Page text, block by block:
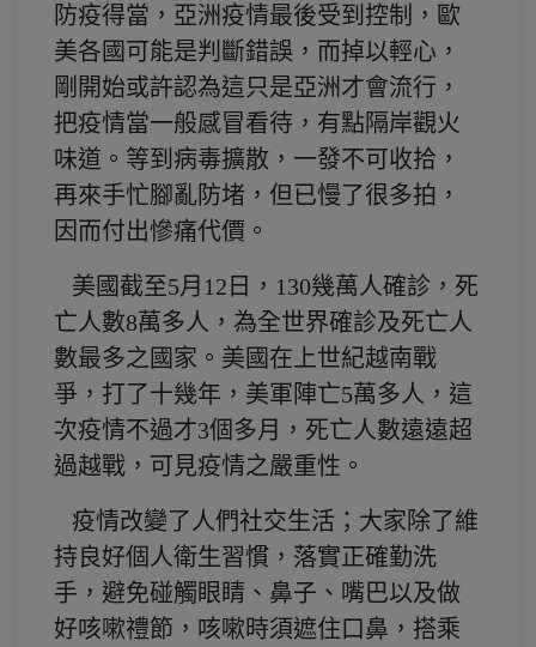
防疫得當，亞洲疫情最後受到控制，歐
美各國可能是判斷錯誤，而掉以輕心，
剛開始或許認為這只是亞洲才會流行，
把疫情當一般感冒看待，有點隔岸觀火
味道。等到病毒擴散，一發不可收拾，
再來手忙腳亂防堵，但已慢了很多拍，
因而付出慘痛代價。
美國截至5月12日，130幾萬人確診，死
亡人數8萬多人，為全世界確診及死亡人
數最多之國家。美國在上世紀越南戰
爭，打了十幾年，美軍陣亡5萬多人，這
次疫情不過才3個多月，死亡人數遠遠超
過越戰，可見疫情之嚴重性。
疫情改變了人們社交生活；大家除了維
持良好個人衛生習慣，落實正確勤洗
手，避免碰觸眼睛、鼻子、嘴巴以及做
好咳嗽禮節，咳嗽時須遮住口鼻，搭乘